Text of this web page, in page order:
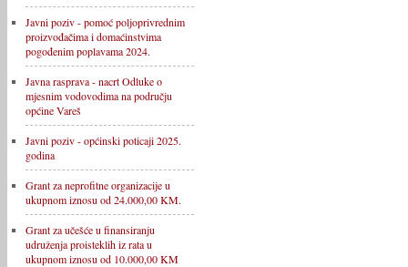
Javni poziv - pomoć poljoprivrednim
proizvođačima i domaćinstvima
pogođenim poplavama 2024.
Javna rasprava - nacrt Odluke o
mjesnim vodovodima na području
općine Vareš
Javni poziv - općinski poticaji 2025.
godina
Grant za neprofitne organizacije u
ukupnom iznosu od 24.000,00 KM.
Grant za učešće u finansiranju
udruženja proisteklih iz rata u
ukupnom iznosu od 10.000,00 KM